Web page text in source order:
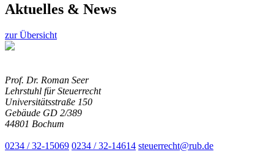
Aktuelles & News
zur Übersicht
Prof. Dr. Roman Seer
Lehrstuhl für Steuerrecht
Universitätsstraße 150
Gebäude GD 2/389
44801 Bochum
0234 / 32-15069 0234 / 32-14614 steuerrecht@rub.de